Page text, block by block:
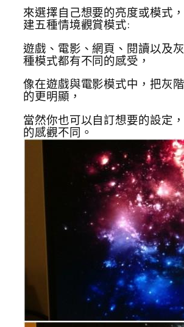
來選擇自己想要的亮度或模式
建五種情境觀賞模式:
遊戲、電影、網頁、閱讀以及
種模式都有不同的感受，
像在遊戲與電影模式中，把灰
的更明顯，
當然你也可以自訂想要的設定
的感觀不同。